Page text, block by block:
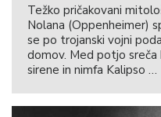
Težko pričakovani
Nolana (Oppenheimer)
se po trojanski vojni
domov. Med potjo
sirene in nimfa Kalipso …